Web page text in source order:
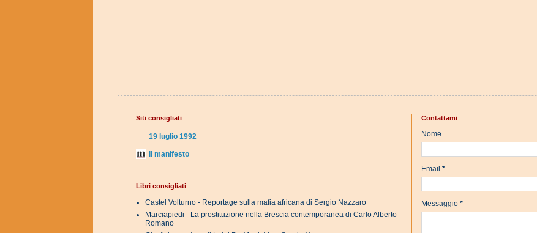
Siti consigliati
19 luglio 1992
il manifesto
Libri consigliati
Castel Volturno - Reportage sulla mafia africana di Sergio Nazzaro
Marciapiedi - La prostituzione nella Brescia contemporanea di Carlo Alberto
Romano
Contattami
Nome
Email *
Messaggio *